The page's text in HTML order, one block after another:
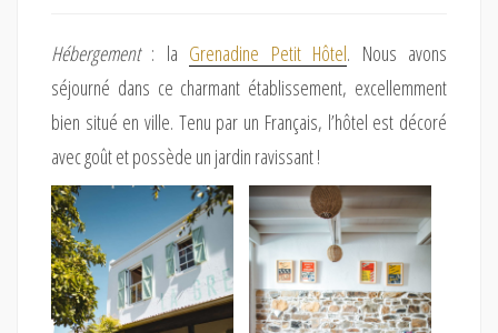
Hébergement: la Grenadine Petit Hôtel. Nous avons
séjourné dans ce charmant établissement, excellemment
bien situé en ville. Tenu par un Français, l’hôtel est décoré
avec goût et possède un jardin ravissant !